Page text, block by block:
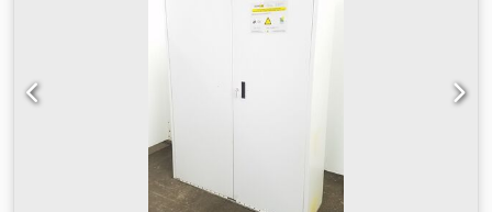
Συνολικές διαστάσεις (Μ x Π x Υ): 1360 x 1250 x 925 mm Ιδία
βάρος περ. 180 kg Dsdpjxf Uv Isfx Ai Eock Σε καλή κατάσταση